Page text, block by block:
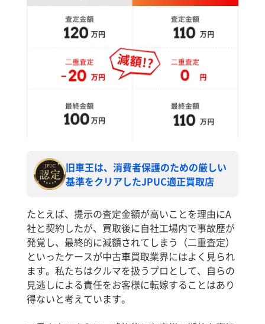
旧車王は、消費者保護のための厳しい
基準をクリアしたJPUC適正買取店
たとえば、提示の査定金額が高いことを理由にA
社と契約したが、買取後に自社工場内で事故歴が
発覚し、最終的に減額されてしまう（二重査定）
といったケースが中古車買取業界にはよく見られ
ます。私たちはクルマを扱うプロとして、自らの
見逃しによる責任をお客様に転嫁することはあり
得ないと考えています。